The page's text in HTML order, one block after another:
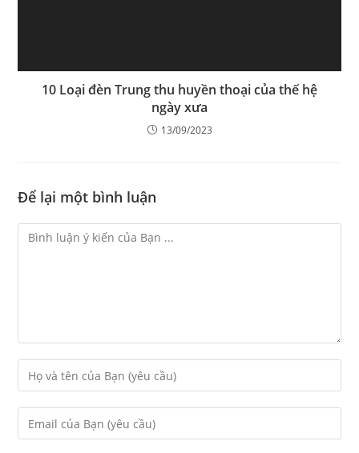
10 Loại đèn Trung thu huyền thoại của thế hệ
ngày xưa
13/09/2023
Để lại một bình luận
Bình
Luận
your
or
username
to
your